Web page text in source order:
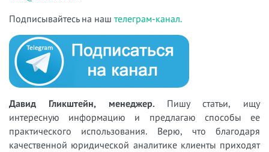
Подписывайтесь на наш телеграм-канал.
Давид Гликштейн, менеджер. Пишу статьи, ищу
интересную информацию и предлагаю способы ее
практического использования. Верю, что благодаря
качественной юридической аналитике клиенты приходят